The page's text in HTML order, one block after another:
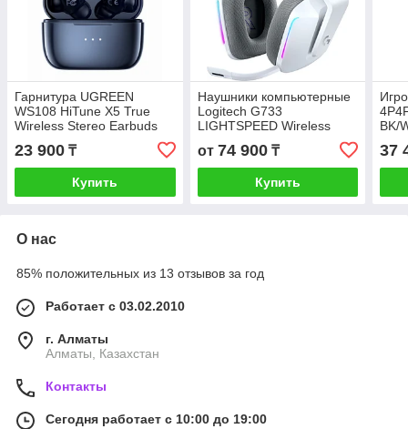
Гарнитура UGREEN
WS108 HiTune X5 True
Wireless Stereo Earbuds
(Blue), 50648
23 900 ₸
Купить
Наушники компьютерные
Logitech G733
LIGHTSPEED Wireless
от 74 900₸
Купить
BK/
37
О нас
85% положительных из 13 отзывов за год
Работает с 03.02.2010
г. Алматы
Алматы, Казахстан
Контакты
Сегодня работает с 10:00 до 19:00